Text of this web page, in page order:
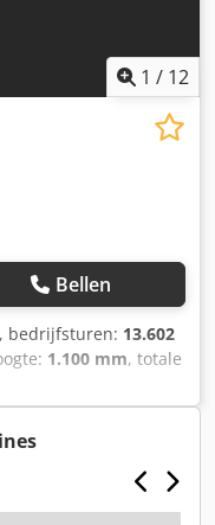
1 / 12
Bellen
, bedrijfsturen: 13.602
1.100 mm, totale
gewicht: 1.200 kg
Crsdpfx Ajzhr Tvskkef
afzekering 63A -
Ja - └ Type
- CE markering
Ja - Serienummer: